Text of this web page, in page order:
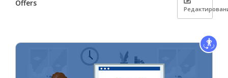
Offers